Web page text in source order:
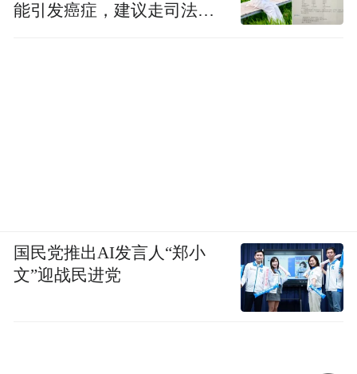
能引发癌症，建议走司法途
国民党推出AI发言人“郑小
文”迎战民进党